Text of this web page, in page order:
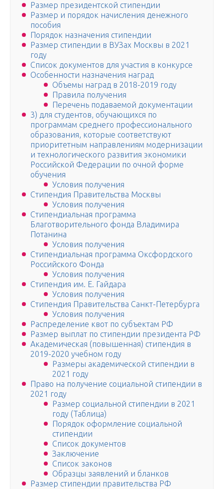
Размер президентской стипендии
Размер и порядок начисления денежного
пособия
Порядок назначения стипендии
Размер стипендии в ВУЗах Москвы в 2021
году
Список документов для участия в конкурсе
Особенности назначения наград
Объемы наград в 2018-2019 году
Правила получения
Перечень подаваемой документации
3) для студентов, обучающихся по
программам среднего профессионального
образования, которые соответствуют
приоритетным направлениям модернизации
и технологического развития экономики
Российской Федерации по очной форме
обучения
Условия получения
Стипендия Правительства Москвы
Условия получения
Стипендиальная программа
Благотворительного фонда Владимира
Потанина
Условия получения
Стипендиальная программа Оксфордского
Российского Фонда
Условия получения
Стипендия им. Е. Гайдара
Условия получения
Стипендия Правительства Санкт-Петербурга
Условия получения
Распределение квот по субъектам РФ
Размер выплат по стипендии президента РФ
Академическая (повышенная) стипендия в
2019-2020 учебном году
Размеры академической стипендии в
2021 году
Право на получение социальной стипендии в
2021 году
Размер социальной стипендии в 2021
году (Таблица)
Порядок оформление социальной
стипендии
Список документов
Заключение
Список законов
Образцы заявлений и бланков
Размер стипендии правительства РФ